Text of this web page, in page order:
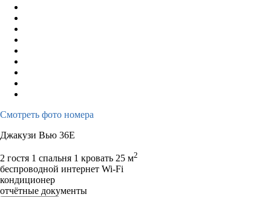
Смотреть фото номера
Джакузи Вью 36E
2 гостя 1 спальня 1 кровать 25 м2
беспроводной интернет Wi-Fi
кондиционер
отчётные документы